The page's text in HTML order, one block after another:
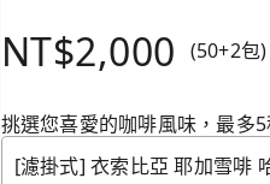
NT$2,000 (50+2包)
挑選您喜愛的咖啡風味，最多
[濾掛式] 衣索比亞 耶加雪啡